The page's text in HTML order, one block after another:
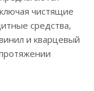
чистящие
средства,
и кварцевый